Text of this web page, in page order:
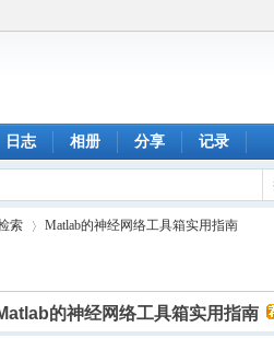
日志 相册 分享 记录
索
›
Matlab的神经网络工具箱实用指南
的神经网络工具箱实用指南